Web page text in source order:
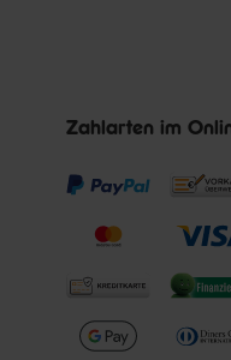
Zahlarten im